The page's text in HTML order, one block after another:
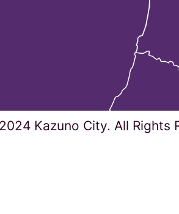
Kazuno City. All Rights